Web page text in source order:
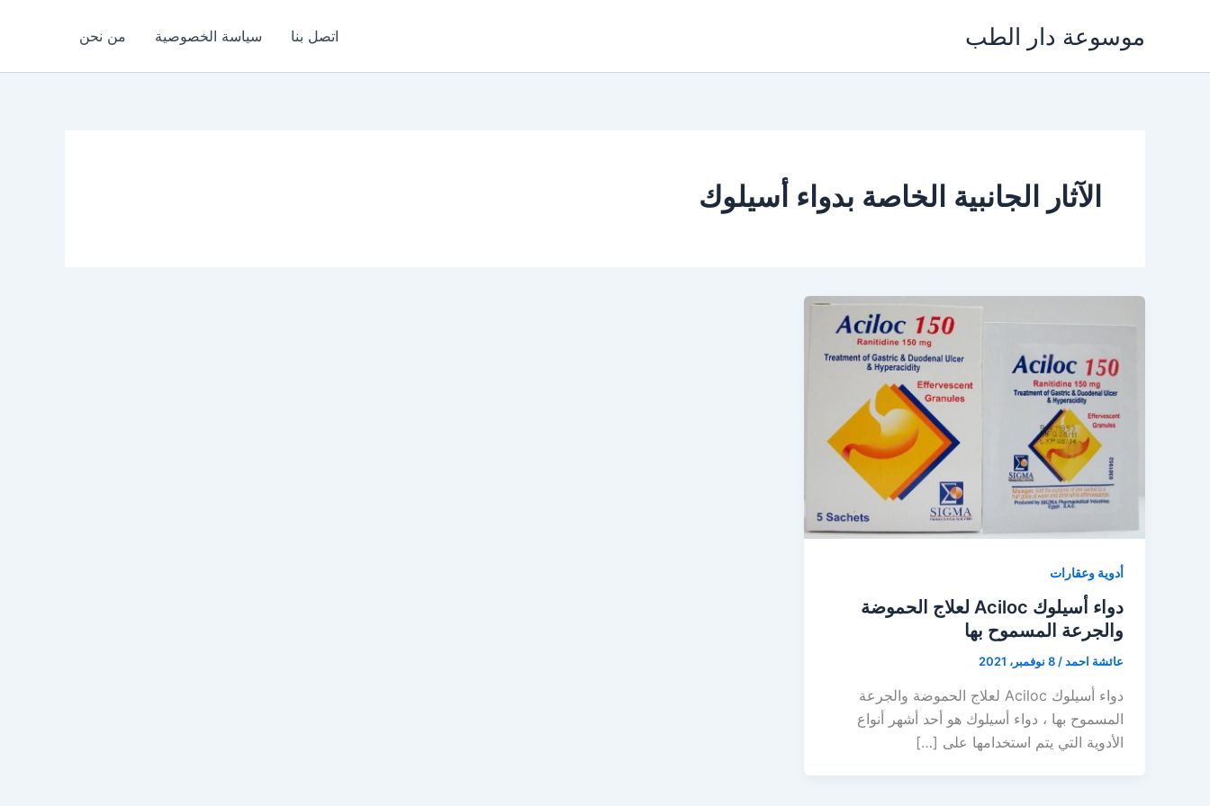
موسوعة دار الطب اتصل بنا سياسة الخصوصية من نحن
الآثار الجانبية الخاصة بدواء أسيلوك
أدوية وعقارات
دواء أسيلوك Aciloc لعلاج الحموضة
والجرعة المسموح بها
عائشة احمد/ 8 نوفمبر، 2021
دواء أسيلوك Aciloc لعلاج الحموضة والجرعة
المسموح بها ، دواء أسيلوك هو أحد أشهر أنواع
الأدوية التي يتم استخدامها على […]